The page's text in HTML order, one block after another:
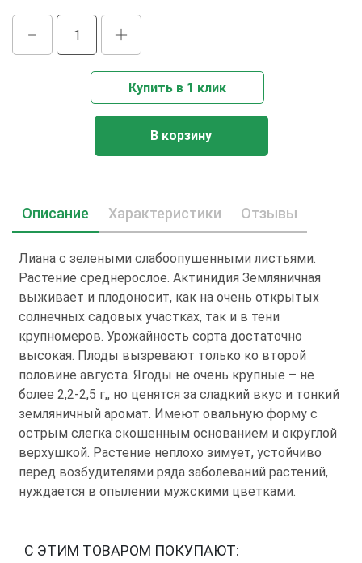
Купить в 1 клик
В корзину
Описание Характеристики Отзывы
Лиана с зелеными слабоопушенными листьями.
Растение среднерослое. Актинидия Земляничная
выживает и плодоносит, как на очень открытых
солнечных садовых участках, так и в тени
крупномеров. Урожайность сорта достаточно
высокая. Плоды вызревают только ко второй
половине августа. Ягоды не очень крупные – не
более 2,2-2,5 г,, но ценятся за сладкий вкус и тонкий
земляничный аромат. Имеют овальную форму с
острым слегка скошенным основанием и округлой
верхушкой. Растение неплохо зимует, устойчиво
перед возбудителями ряда заболеваний растений,
нуждается в опылении мужскими цветками.
С ЭТИМ ТОВАРОМ ПОКУПАЮТ: